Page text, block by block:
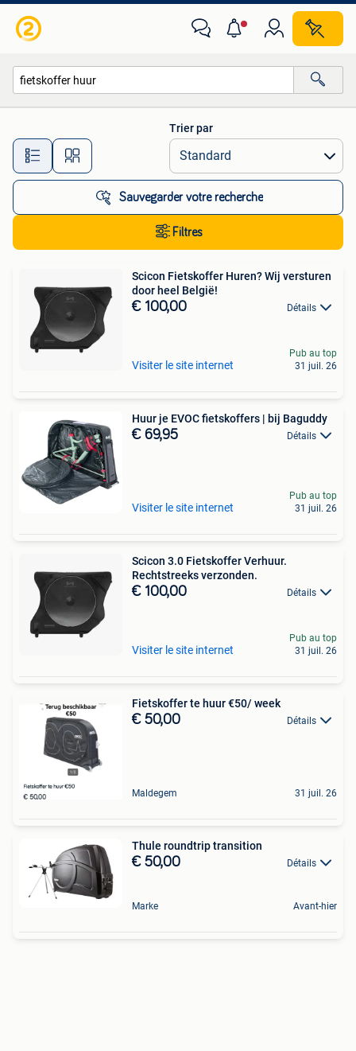
Toutes les distances…
Trier par
Sauvegarder votre recherche
Filtres
Scicon Fietskoffer Huren? Wij versturen
door heel België!
€ 100,00 Détails
Visiter le site internet
Pub au top
31 juil. 26
Huur je EVOC fietskoffers | bij Baguddy
€ 69,95 Détails
Visiter le site internet
Pub au top
31 juil. 26
Scicon 3.0 Fietskoffer Verhuur.
Rechtstreeks verzonden.
€ 100,00 Détails
Visiter le site internet
Pub au top
31 juil. 26
Fietskoffer te huur €50/ week
€ 50,00 Détails
Maldegem 31 juil. 26
Thule roundtrip transition
€ 50,00 Détails
Marke Avant-hier